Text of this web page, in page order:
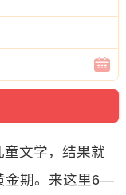
文学，结果就
金期。来这里6—